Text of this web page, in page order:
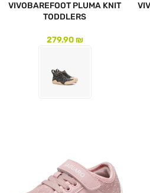
VIVOBAREFOOT PLUMA KNIT
TODDLERS
279.90₪